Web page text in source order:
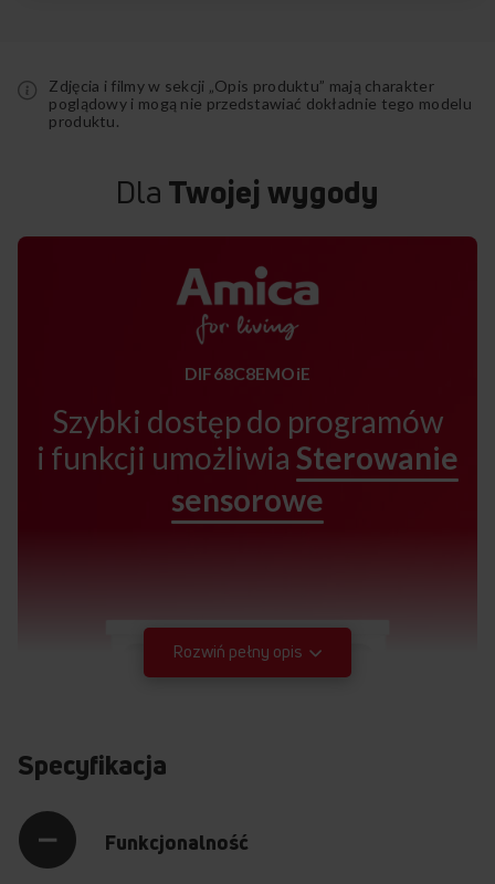
Zdjęcia i filmy w sekcji „Opis produktu” mają charakter
poglądowy i mogą nie przedstawiać dokładnie tego modelu
produktu.
Dla Twojej wygody
DIF68C8EMOiE
Szybki dostęp do programów
i funkcji umożliwia Sterowanie
sensorowe
Rozwiń pełny opis
Specyfikacja
Funkcjonalność